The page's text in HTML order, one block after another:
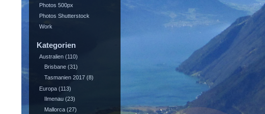
Photos 500px
Photos Shutterstock
Work
Kategorien
Australien(110)
Brisbane(31)
Tasmanien 2017(8)
Europa(113)
Ilmenau(23)
Mallorca(27)